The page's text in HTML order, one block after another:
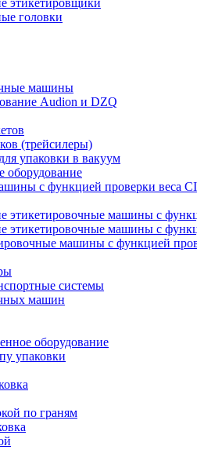
этикетировщики
головки
машины
Audion и DZQ
(трейсилеры)
упаковки в вакуум
оборудование
с функцией проверки веса
этикетировочные машины с
этикетировочные машины с
машины с функцией
системы
машин
оборудование
упаковки
по граням